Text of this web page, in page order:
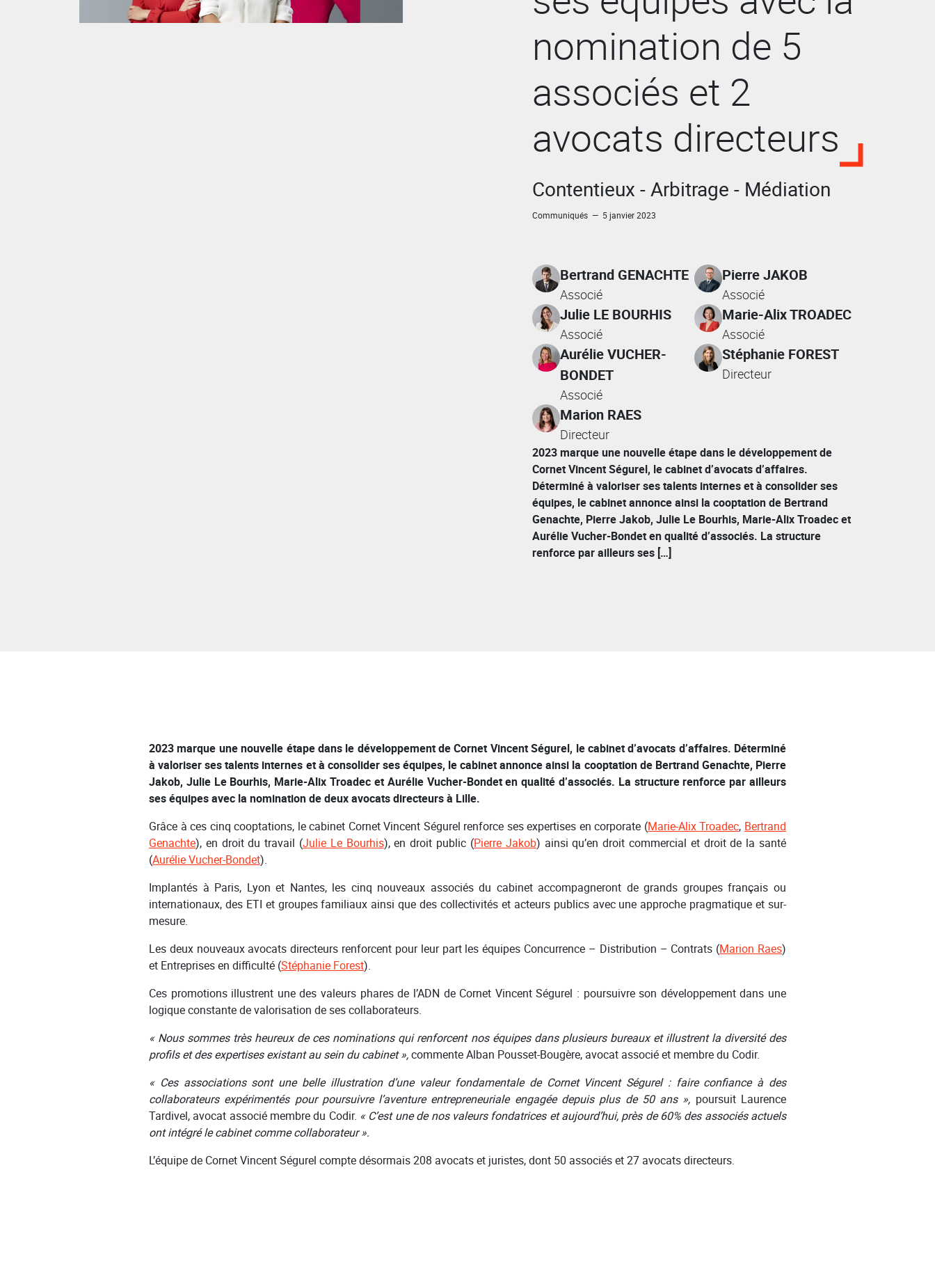
nomination de 5
associés et 2
avocats directeurs
Contentieux - Arbitrage - Médiation
Communiqués — 5 janvier 2023
Bertrand GENACHTE
Associé
Pierre JAKOB
Associé
Julie LE BOURHIS
Associé
Marie-Alix TROADEC
Associé
Aurélie VUCHER-
BONDET
Associé
Stéphanie FOREST
Directeur
Marion RAES
Directeur
2023 marque une nouvelle étape dans le développement de
Cornet Vincent Ségurel, le cabinet d’avocats d’affaires.
Déterminé à valoriser ses talents internes et à consolider ses
équipes, le cabinet annonce ainsi la cooptation de Bertrand
Genachte, Pierre Jakob, Julie Le Bourhis, Marie-Alix Troadec et
Aurélie Vucher-Bondet en qualité d’associés. La structure
renforce par ailleurs ses […]
2023 marque une nouvelle étape dans le développement de Cornet Vincent Ségurel, le cabinet d’avocats d’affaires. Déterminé
à valoriser ses talents internes et à consolider ses équipes, le cabinet annonce ainsi la cooptation de Bertrand Genachte, Pierre
Jakob, Julie Le Bourhis, Marie-Alix Troadec et Aurélie Vucher-Bondet en qualité d’associés. La structure renforce par ailleurs
ses équipes avec la nomination de deux avocats directeurs à Lille.
Grâce à ces cinq cooptations, le cabinet Cornet Vincent Ségurel renforce ses expertises en corporate (Marie-Alix Troadec, Bertrand
Genachte), en droit du travail (Julie Le Bourhis), en droit public (Pierre Jakob) ainsi qu’en droit commercial et droit de la santé
(Aurélie Vucher-Bondet).
Implantés à Paris, Lyon et Nantes, les cinq nouveaux associés du cabinet accompagneront de grands groupes français ou
internationaux, des ETI et groupes familiaux ainsi que des collectivités et acteurs publics avec une approche pragmatique et sur-
mesure.
Les deux nouveaux avocats directeurs renforcent pour leur part les équipes Concurrence – Distribution – Contrats (Marion Raes)
et Entreprises en difficulté (Stéphanie Forest).
Ces promotions illustrent une des valeurs phares de l’ADN de Cornet Vincent Ségurel : poursuivre son développement dans une
logique constante de valorisation de ses collaborateurs.
« Nous sommes très heureux de ces nominations qui renforcent nos équipes dans plusieurs bureaux et illustrent la diversité des
profils et des expertises existant au sein du cabinet »,commente Alban Pousset-Bougère, avocat associé et membre du Codir.
« Ces associations sont une belle illustration d’une valeur fondamentale de Cornet Vincent Ségurel : faire confiance à des
collaborateurs expérimentés pour poursuivre l’aventure entrepreneuriale engagée depuis plus de 50 ans », poursuit Laurence
Tardivel, avocat associé membre du Codir. « C’est une de nos valeurs fondatrices et aujourd’hui, près de 60% des associés actuels
ont intégré le cabinet comme collaborateur ».
L’équipe de Cornet Vincent Ségurel compte désormais 208 avocats et juristes, dont 50 associés et 27 avocats directeurs.